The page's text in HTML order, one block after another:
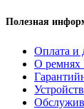
Полезная
Оплата и
О ремнях